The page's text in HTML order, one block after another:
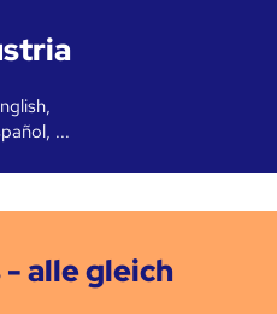
...
alle gleich